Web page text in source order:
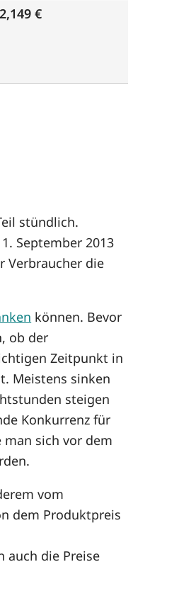
2,149 €
stündlich.
September 2013
Verbraucher die
können. Bevor
ob der
Zeitpunkt in
Meistens sinken
steigen
Konkurrenz für
man sich vor dem
vom
dem Produktpreis
auch die Preise